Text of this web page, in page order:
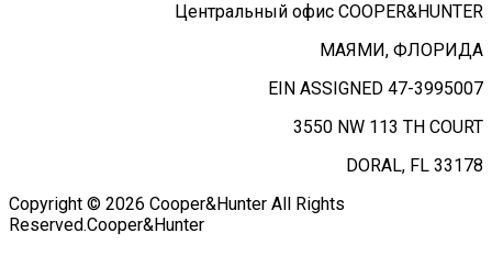
Центральный офис COOPER&HUNTER
МАЯМИ, ФЛОРИДА
EIN ASSIGNED 47-3995007
3550 NW 113 TH COURT
DORAL, FL 33178
Copyright © 2026 Cooper&Hunter All Rights
Reserved.Cooper&Hunter